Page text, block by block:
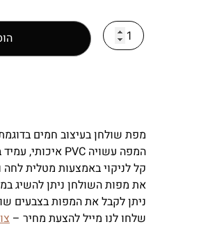
מפת שולחן בעיצוב חמים
המפה עשויה PVC איכותי, עמיד במיוחד, מבודד חום וקור.
קל לניקוי באמצעות מטלית לחה
את מפות השולחן ניתן להשיג
ניתן לקבל את המפות בצבעים
שלחו לנו מייל להצעת מחיר –